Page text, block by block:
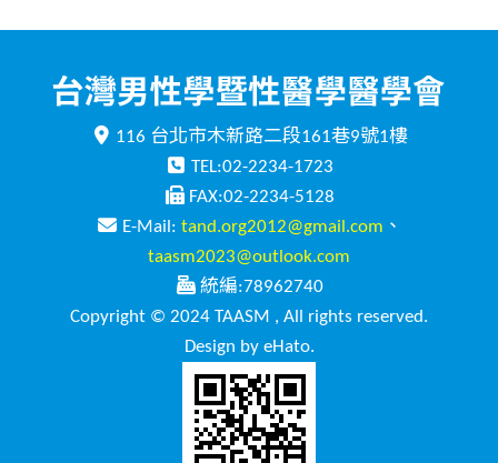
116 台北市木新路二段161巷9號1樓
TEL:02-2234-1723
FAX:02-2234-5128
E-Mail: tand.org2012@gmail.com 、
taasm2023@outlook.com
統編:78962740
Copyright © 2024 TAASM , All rights reserved.
Design by eHato.